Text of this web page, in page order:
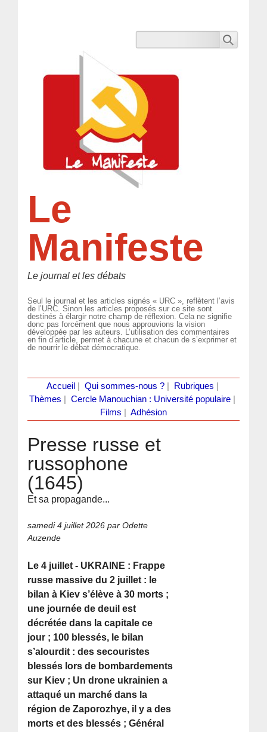
Le
Manifeste
Le journal et les débats
Seul le journal et les articles signés « URC », reflètent l’avis
de l’URC. Sinon les articles proposés sur ce site sont
destinés à élargir notre champ de réflexion. Cela ne signifie
donc pas forcément que nous approuvions la vision
développée par les auteurs. L’utilisation des commentaires
en fin d’article, permet à chacune et chacun de s’exprimer et
de nourrir le débat démocratique.
Accueil Qui sommes-nous ?| Rubriques
Thèmes
Cercle Manouchian : Université populaire
Films
Adhésion
Presse russe et
russophone
(1645)
Et sa propagande...
samedi 4 juillet 2026 par Odette
Auzende
Le 4 juillet - UKRAINE : Frappe
russe massive du 2 juillet : le
bilan à Kiev s’élève à 30 morts ;
une journée de deuil est
décrétée dans la capitale ce
jour ; 100 blessés, le bilan
s’alourdit : des secouristes
blessés lors de bombardements
sur Kiev ; Un drone ukrainien a
attaqué un marché dans la
région de Zaporozhye, il y a des
morts et des blessés ; Général